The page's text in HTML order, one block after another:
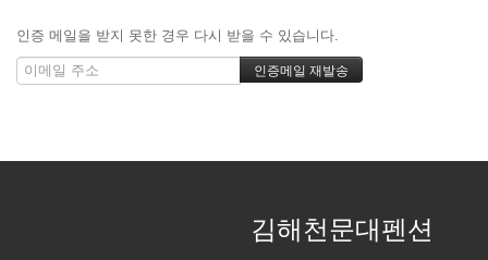
인증 메일을 받지 못한 경우 다시 받을 수 있습니다.
김해천문대펜션